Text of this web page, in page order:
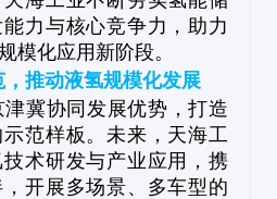
力与核心竞争力，助力
模化应用新阶段。
推动液氢规模化发展
协同发展优势，打造
范样板。未来，天海工
术研发与产业应用，携
开展多场景、多车型的